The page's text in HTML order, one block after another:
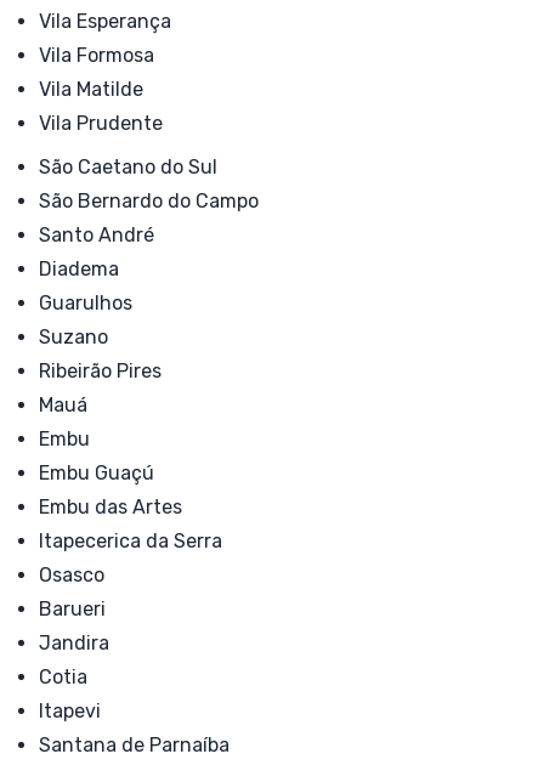
Vila Esperança
Vila Formosa
Vila Matilde
Vila Prudente
São Caetano do Sul
São Bernardo do Campo
Santo André
Diadema
Guarulhos
Suzano
Ribeirão Pires
Mauá
Embu
Embu Guaçú
Embu das Artes
Itapecerica da Serra
Osasco
Barueri
Jandira
Cotia
Itapevi
Santana de Parnaíba